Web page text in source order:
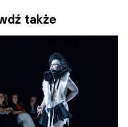
także